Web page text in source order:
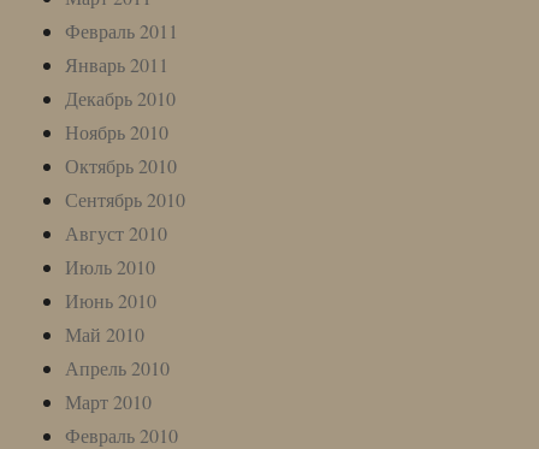
Февраль 2011
Январь 2011
Декабрь 2010
Ноябрь 2010
Октябрь 2010
Сентябрь 2010
Август 2010
Июль 2010
Июнь 2010
Май 2010
Апрель 2010
Март 2010
Февраль 2010